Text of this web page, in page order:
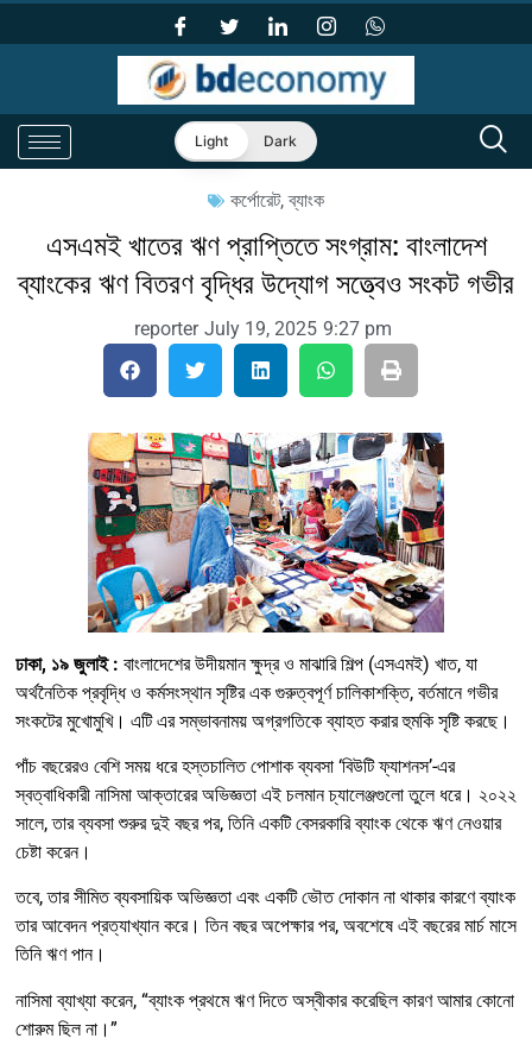
Light Dark
কর্পোরেট,ব্যাংক
এসএমই খাতের ঋণ প্রাপ্তিতে সংগ্রাম: বাংলাদেশ
ব্যাংকের ঋণ বিতরণ বৃদ্ধির উদ্যোগ সত্ত্বেও সংকট গভীর
reporter July 19, 2025 9:27 pm
ঢাকা, ১৯ জুলাই : বাংলাদেশের উদীয়মান ক্ষুদ্র ও মাঝারি শিল্প (এসএমই) খাত, যা
অর্থনৈতিক প্রবৃদ্ধি ও কর্মসংস্থান সৃষ্টির এক গুরুত্বপূর্ণ চালিকাশক্তি, বর্তমানে গভীর
সংকটের মুখোমুখি। এটি এর সম্ভাবনাময় অগ্রগতিকে ব্যাহত করার হুমকি সৃষ্টি করছে।
পাঁচ বছরেরও বেশি সময় ধরে হস্তচালিত পোশাক ব্যবসা ‘বিউটি ফ্যাশনস’-এর
স্বত্বাধিকারী নাসিমা আক্তারের অভিজ্ঞতা এই চলমান চ্যালেঞ্জগুলো তুলে ধরে। ২০২২
সালে, তার ব্যবসা শুরুর দুই বছর পর, তিনি একটি বেসরকারি ব্যাংক থেকে ঋণ নেওয়ার
চেষ্টা করেন।
তবে, তার সীমিত ব্যবসায়িক অভিজ্ঞতা এবং একটি ভৌত দোকান না থাকার কারণে ব্যাংক
তার আবেদন প্রত্যাখ্যান করে। তিন বছর অপেক্ষার পর, অবশেষে এই বছরের মার্চ মাসে
তিনি ঋণ পান।
নাসিমা ব্যাখ্যা করেন, “ব্যাংক প্রথমে ঋণ দিতে অস্বীকার করেছিল কারণ আমার কোনো
শোরুম ছিল না।”